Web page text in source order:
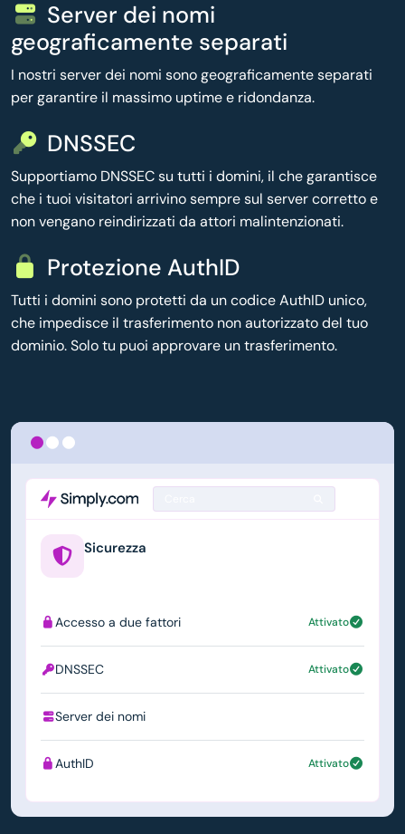
Server dei nomi
geograficamente separati
I nostri server dei nomi sono geograficamente separati
per garantire il massimo uptime e ridondanza.
DNSSEC
Supportiamo DNSSEC su tutti i domini, il che garantisce
che i tuoi visitatori arrivino sempre sul server corretto e
non vengano reindirizzati da attori malintenzionati.
Protezione AuthID
Tutti i domini sono protetti da un codice AuthID unico,
che impedisce il trasferimento non autorizzato del tuo
dominio. Solo tu puoi approvare un trasferimento.
Sicurezza
Accesso a due fattori Attivato
DNSSEC Attivato
Server dei nomi
AuthID Attivato